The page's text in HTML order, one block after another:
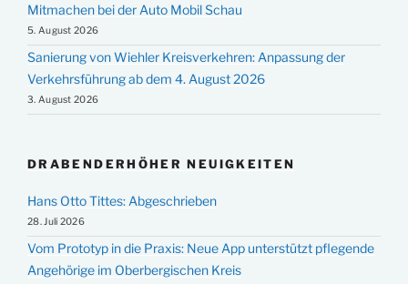
Mitmachen bei der Auto Mobil Schau
5. August 2026
Sanierung von Wiehler Kreisverkehren: Anpassung der
Verkehrsführung ab dem 4. August 2026
3. August 2026
DRABENDERHÖHER NEUIGKEITEN
Hans Otto Tittes: Abgeschrieben
28. Juli 2026
Vom Prototyp in die Praxis: Neue App unterstützt pflegende
Angehörige im Oberbergischen Kreis